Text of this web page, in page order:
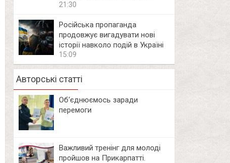
21:30
Російська пропаганда
продовжує вигадувати нові
історії навколо подій в Україні
15:09
Авторські статті
Об‘єднюємось заради
перемоги
Важливий тренінг для молоді
пройшов на Прикарпатті.